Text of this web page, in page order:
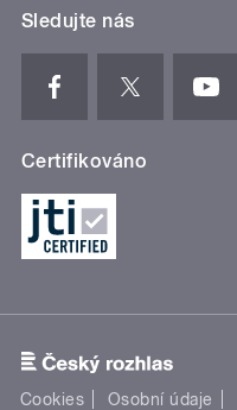
Sledujte nás
Certifikováno
Cookies Osobní údaje